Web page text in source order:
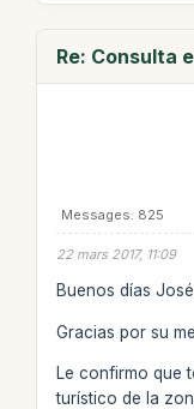
Re: Consulta
Messages: 825
22 mars 2017, 11:09
Buenos días José,
Gracias por su
Le confirmo que
turístico de la